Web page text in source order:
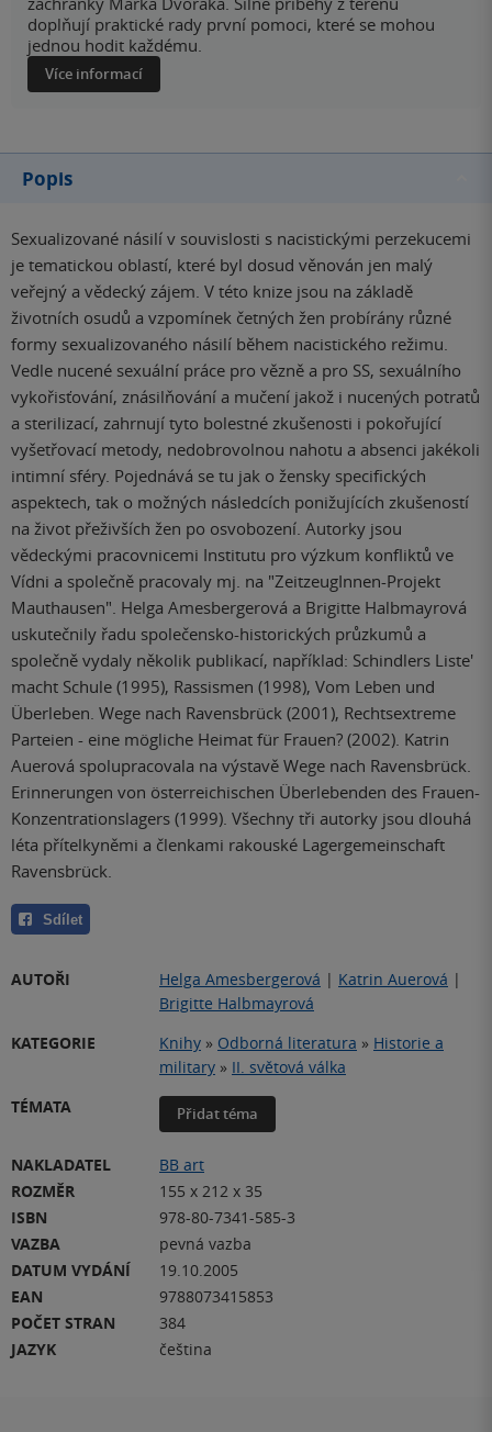
doplňují praktické rady první pomoci, které se mohou
jednou hodit každému.
Více informací
Popis
Sexualizované násilí v souvislosti s nacistickými perzekucemi
je tematickou oblastí, které byl dosud věnován jen malý
veřejný a vědecký zájem. V této knize jsou na základě
životních osudů a vzpomínek četných žen probírány různé
formy sexualizovaného násilí během nacistického režimu.
Vedle nucené sexuální práce pro vězně a pro SS, sexuálního
vykořisťování, znásilňování a mučení jakož i nucených potratů
a sterilizací, zahrnují tyto bolestné zkušenosti i pokořující
vyšetřovací metody, nedobrovolnou nahotu a absenci jakékoli
intimní sféry. Pojednává se tu jak o žensky specifických
aspektech, tak o možných následcích ponižujících zkušeností
na život přeživších žen po osvobození. Autorky jsou
vědeckými pracovnicemi Institutu pro výzkum konfliktů ve
Vídni a společně pracovaly mj. na "ZeitzeugInnen-Projekt
Mauthausen". Helga Amesbergerová a Brigitte Halbmayrová
uskutečnily řadu společensko-historických průzkumů a
společně vydaly několik publikací, například: Schindlers Liste'
macht Schule (1995), Rassismen (1998), Vom Leben und
Überleben. Wege nach Ravensbrück (2001), Rechtsextreme
Parteien - eine mögliche Heimat für Frauen? (2002). Katrin
Auerová spolupracovala na výstavě Wege nach Ravensbrück.
Erinnerungen von österreichischen Überlebenden des Frauen-
Konzentrationslagers (1999). Všechny tři autorky jsou dlouhá
léta přítelkyněmi a členkami rakouské Lagergemeinschaft
Ravensbrück.
Sdílet
AUTOŘI Helga Amesbergerová | Katrin Auerová |
Brigitte Halbmayrová
KATEGORIE
Knihy » Odborná literatura » Historie a
military » II. světová válka
TÉMATA
Přidat téma
NAKLADATEL
BB art
ROZMĚR
155 x 212 x 35
ISBN
978-80-7341-585-3
VAZBA
pevná vazba
DATUM VYDÁNÍ
19.10.2005
EAN
9788073415853
POČET STRAN
384
JAZYK
čeština